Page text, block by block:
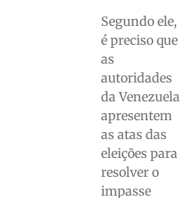
Segundo ele,
é preciso que
as
autoridades
da Venezuela
apresentem
as atas das
eleições para
resolver o
impasse